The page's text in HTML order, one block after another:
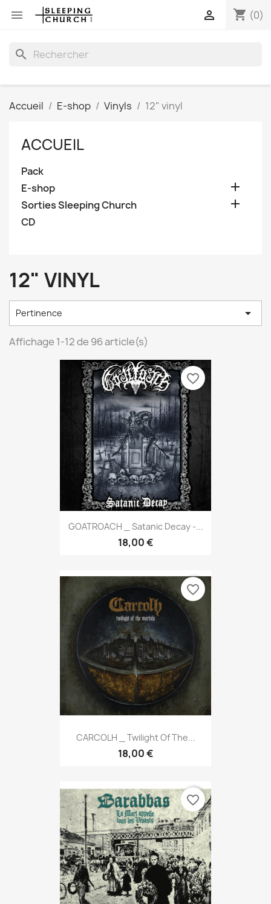
 shopping_cart (0)

search
Accueil E-shop Vinyls 12" vinyl
ACCUEIL
Pack
E-shop

Sorties Sleeping Church 
CD
12" VINYL
Pertinence 
Affichage 1-12 de 96 article(s)
GOATROACH _ Satanic Decay -...
18,00 €
favorite_border
CARCOLH _ Twilight Of The...
18,00 €
favorite_border
favorite_border